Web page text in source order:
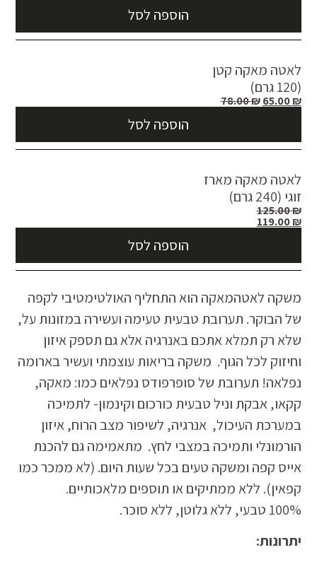
הוספה לסל
לאטה מאקה קטן
(120 גרם)
78.00₪ 65.00₪
הוספה לסל
לאטה מאקה מארז
זוגי (240 גרם)
125.00₪
119.00₪
הוספה לסל
משקה לאטהמאקה הוא התחליף האולטימטיבי לקפה
של הבוקר. תערובת טבעית טעימה ועשירה במזונות על,
שלא רק תמלא אתכם באנרגיה אלא גם תספק איזון
וחיזוק לכל הגוף. משקה בריאות עוצמתי ועשיר בארומה
נפלאה! תערובת של סופרפודס נפלאים כמו: מאקה,
קקאו, אבקת וניל טבעית כורכום וקינמון- לתמיכה
במערכת העיכול, אנרגיה, לשיפור מצב הרוח, איזון
הורמונלי ותמיכה במצבי לחץ. מתאמימה גם להכנת
אייס קפה ומשקה טעים בכל שעות היום. (לא ממכר כמו
קפאין). ללא ממתיקים או תוספים מלאכותיים.
100% טבעי, ללא גלוטן, ללא סוכר.
יתרונות: